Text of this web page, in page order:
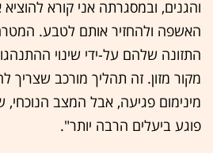
והגנים, ובמסגרתה אני קורא
האשפה ולהחזיר אותם לטבע.
התזונה שלהם על-ידי שינוי
מקור מזון. זה תהליך מורכב
מינימום פגיעה, אבל המצב הנוכחי,
פוגע ביעלים הרבה יותר".